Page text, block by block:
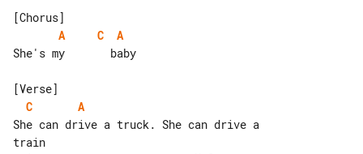
A
C
A
She's my       baby
C
A
She can drive a truck. She can drive a
train